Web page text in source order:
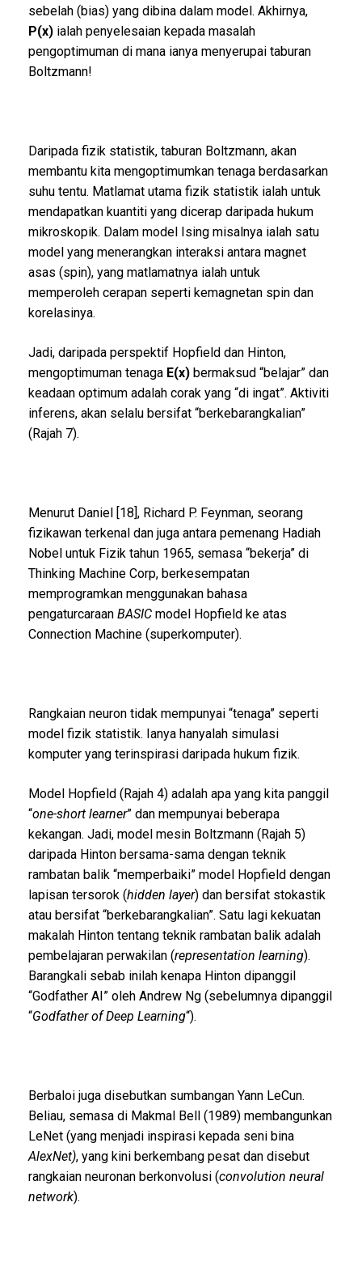
sebelah (bias) yang dibina dalam model. Akhirnya,
P(x) ialah penyelesaian kepada masalah
pengoptimuman di mana ianya menyerupai taburan
Boltzmann!
Daripada fizik statistik, taburan Boltzmann, akan
membantu kita mengoptimumkan tenaga berdasarkan
suhu tentu. Matlamat utama fizik statistik ialah untuk
mendapatkan kuantiti yang dicerap daripada hukum
mikroskopik. Dalam model Ising misalnya ialah satu
model yang menerangkan interaksi antara magnet
asas (spin), yang matlamatnya ialah untuk
memperoleh cerapan seperti kemagnetan spin dan
korelasinya.
Jadi, daripada perspektif Hopfield dan Hinton,
mengoptimuman tenaga E(x) bermaksud “belajar” dan
keadaan optimum adalah corak yang “di ingat”. Aktiviti
inferens, akan selalu bersifat “berkebarangkalian”
(Rajah 7).
Menurut Daniel [18], Richard P. Feynman, seorang
fizikawan terkenal dan juga antara pemenang Hadiah
Nobel untuk Fizik tahun 1965, semasa “bekerja” di
Thinking Machine Corp, berkesempatan
memprogramkan menggunakan bahasa
pengaturcaraan BASIC model Hopfield ke atas
Connection Machine (superkomputer).
Rangkaian neuron tidak mempunyai “tenaga” seperti
model fizik statistik. Ianya hanyalah simulasi
komputer yang terinspirasi daripada hukum fizik.
Model Hopfield (Rajah 4) adalah apa yang kita panggil
“one-short learner” dan mempunyai beberapa
kekangan. Jadi, model mesin Boltzmann (Rajah 5)
daripada Hinton bersama-sama dengan teknik
rambatan balik “memperbaiki” model Hopfield dengan
lapisan tersorok (hidden layer) dan bersifat stokastik
atau bersifat “berkebarangkalian”. Satu lagi kekuatan
makalah Hinton tentang teknik rambatan balik adalah
pembelajaran perwakilan (representation learning).
Barangkali sebab inilah kenapa Hinton dipanggil
“Godfather AI” oleh Andrew Ng (sebelumnya dipanggil
“Godfather of Deep Learning“).
Berbaloi juga disebutkan sumbangan Yann LeCun.
Beliau, semasa di Makmal Bell (1989) membangunkan
LeNet (yang menjadi inspirasi kepada seni bina
AlexNet), yang kini berkembang pesat dan disebut
rangkaian neuronan berkonvolusi (convolution neural
network).